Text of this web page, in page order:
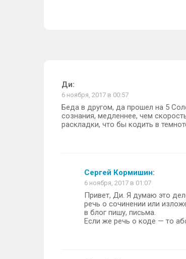
Ди:
6 ноября, 2017 в 00:57
Беда в другом, да прошел на 5
сознания, медленнее, чем
раскладки, что бы кодить в
Сергей Кормишин:
6 ноября, 2017 в 01:07
Привет, Ди. Я думаю это
речь о сочинении или
в блог пишу, письма.
Если же речь о коде — то